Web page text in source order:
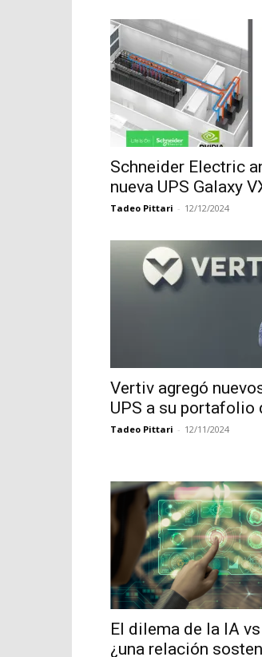
Schneider Electric
nueva UPS Galaxy
Tadeo Pittari - 12/12/2024
Vertiv agregó
UPS a su portafolio
Tadeo Pittari - 12/11/2024
El dilema de la IA
¿una relación